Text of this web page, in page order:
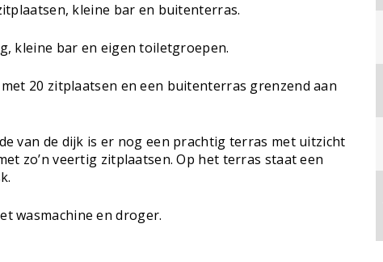
kleine bar en buitenterras.
kleine bar en eigen toiletgroepen.
20 zitplaatsen en een buitenterras grenzend aan
van de dijk is er nog een prachtig terras met uitzicht
zo’n veertig zitplaatsen. Op het terras staat een
wasmachine en droger.